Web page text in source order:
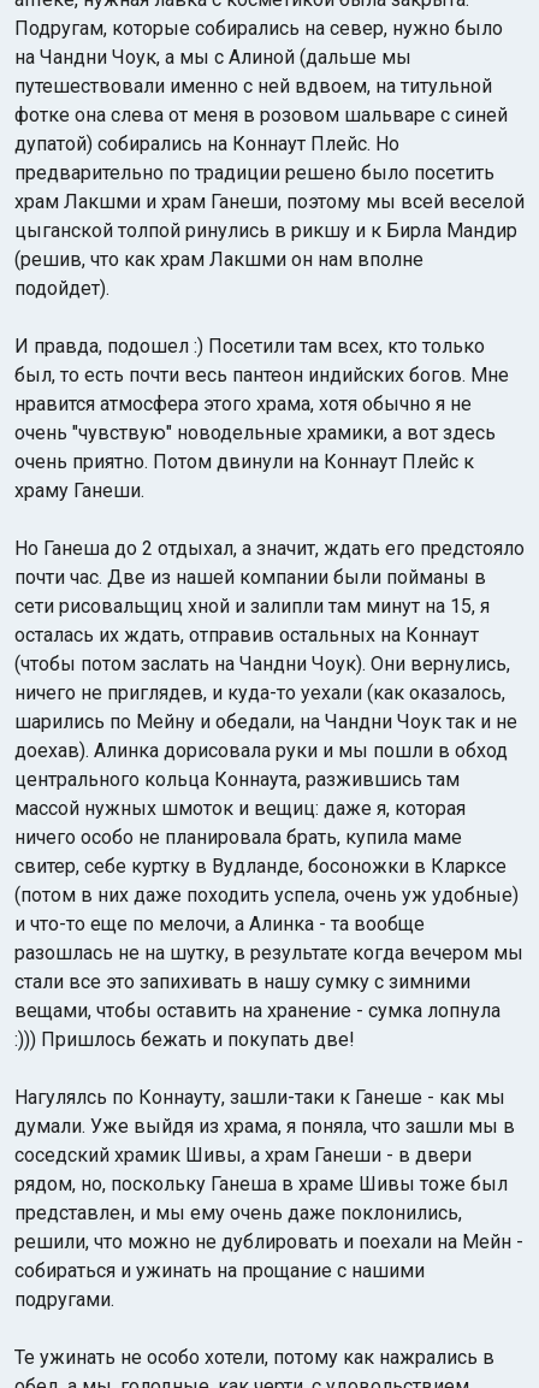
Подругам, которые собирались на север, нужно было
на Чандни Чоук, а мы с Алиной (дальше мы
путешествовали именно с ней вдвоем, на титульной
фотке она слева от меня в розовом шальваре с синей
дупатой) собирались на Коннаут Плейс. Но
предварительно по традиции решено было посетить
храм Лакшми и храм Ганеши, поэтому мы всей веселой
цыганской толпой ринулись в рикшу и к Бирла Мандир
(решив, что как храм Лакшми он нам вполне
подойдет).
И правда, подошел :) Посетили там всех, кто только
был, то есть почти весь пантеон индийских богов. Мне
нравится атмосфера этого храма, хотя обычно я не
очень "чувствую" новодельные храмики, а вот здесь
очень приятно. Потом двинули на Коннаут Плейс к
храму Ганеши.
Но Ганеша до 2 отдыхал, а значит, ждать его предстояло
почти час. Две из нашей компании были пойманы в
сети рисовальщиц хной и залипли там минут на 15, я
осталась их ждать, отправив остальных на Коннаут
(чтобы потом заслать на Чандни Чоук). Они вернулись,
ничего не приглядев, и куда-то уехали (как оказалось,
шарились по Мейну и обедали, на Чандни Чоук так и не
доехав). Алинка дорисовала руки и мы пошли в обход
центрального кольца Коннаута, разжившись там
массой нужных шмоток и вещиц: даже я, которая
ничего особо не планировала брать, купила маме
свитер, себе куртку в Вудланде, босоножки в Кларксе
(потом в них даже походить успела, очень уж удобные)
и что-то еще по мелочи, а Алинка - та вообще
разошлась не на шутку, в результате когда вечером мы
стали все это запихивать в нашу сумку с зимними
вещами, чтобы оставить на хранение - сумка лопнула
:))) Пришлось бежать и покупать две!
Нагулялсь по Коннауту, зашли-таки к Ганеше - как мы
думали. Уже выйдя из храма, я поняла, что зашли мы в
соседский храмик Шивы, а храм Ганеши - в двери
рядом, но, поскольку Ганеша в храме Шивы тоже был
представлен, и мы ему очень даже поклонились,
решили, что можно не дублировать и поехали на Мейн -
собираться и ужинать на прощание с нашими
подругами.
Те ужинать не особо хотели, потому как нажрались в